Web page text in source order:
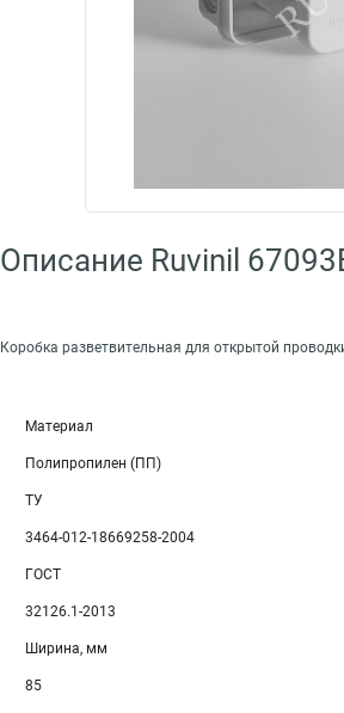
Описание Ruvinil
Коробка разветвительная для открытой
Материал
Полипропилен (ПП)
ТУ
3464-012-18669258-2004
ГОСТ
32126.1-2013
Ширина, мм
85